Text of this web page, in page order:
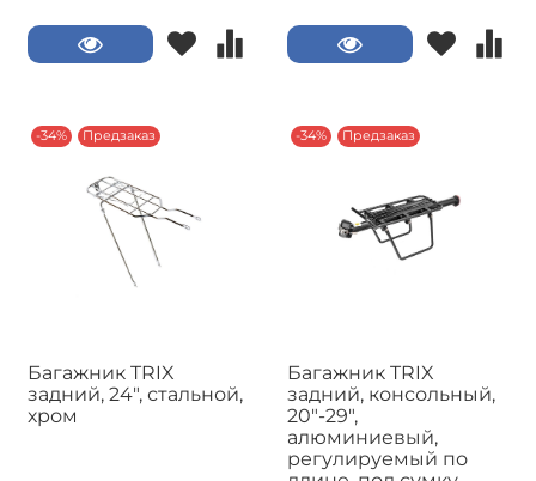
-34% Предзаказ
Багажник TRIX
задний, 24", стальной,
хром
-34% Предзаказ
Багажник TRIX
задний, консольный,
20"-29",
алюминиевый,
регулируемый по